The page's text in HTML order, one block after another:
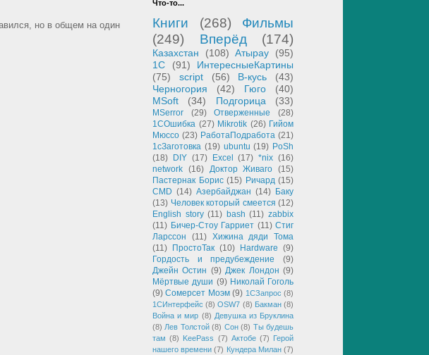
но в общем на один
Что-то...
Книги (268)
Фильмы
(249)
Вперёд (174)
Казахстан (108) Атырау
(95)
1С
(91)
ИнтересныеКартины
(75)
script (56) В-кусь
(43)
Черногория
(42) Гюго
(40)
MSoft
(34) Подгорица (33)
MSerror (29) Отверженные
(28)
1СОшибка (27) Mikrotik (26) Гийом
Мюссо (23) РаботаПодработа (21)
1сЗаготовка (19) ubuntu (19) PoSh
(18)
DIY (17) Excel (17) *nix (16)
network (16) Доктор Живаго (15)
Пастернак Борис (15) Ричард (15)
CMD (14) Азербайджан (14) Баку
(13) Человек который смеется (12)
English story (11) bash (11) zabbix
(11) Бичер-Стоу Гарриет (11) Стиг
Ларссон
(11) Хижина дяди Тома
(11)
ПростоТак (10) Hardware (9)
Гордость и предубеждение
(9)
Джейн Остин (9) Джек Лондон (9)
Мёртвые души (9) Николай Гоголь
(9) Сомерсет Моэм (9) 1СЗапрос (8)
1СИнтерфейс (8) OSW7 (8) Бакман (8)
Война и мир (8) Девушка из Бруклина
(8) Лев Толстой (8) Сон (8) Ты будешь
там (8) KeePass (7) Актобе (7)
Герой
нашего времени (7) Кундера Милан (7)